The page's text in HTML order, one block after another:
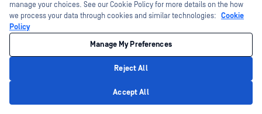
O simplă listă de verificare ajută la validarea autenticității:
MFT cu încredere zero adevărat MFT să includă:
Aplicarea principiului privilegiului minim
manage your choices. See our Cookie Policy for more details on the how
we process your data through cookies and similar technologies: Cookie
Policy
Manage My Preferences
Reject All
Accept All